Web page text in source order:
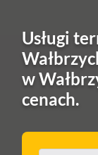
Usługi
w
cenach.